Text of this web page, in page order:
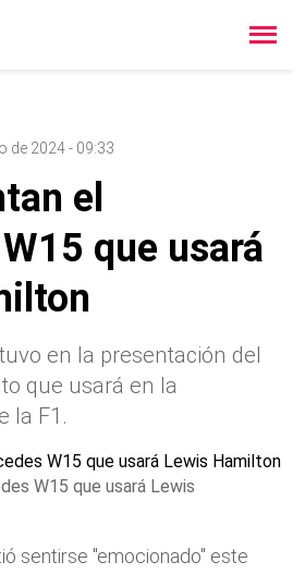
de 2024 - 09:33
el
que usará
en la presentación del
que usará en la
la F1.
W15 que usará Lewis
sentirse "emocionado" este